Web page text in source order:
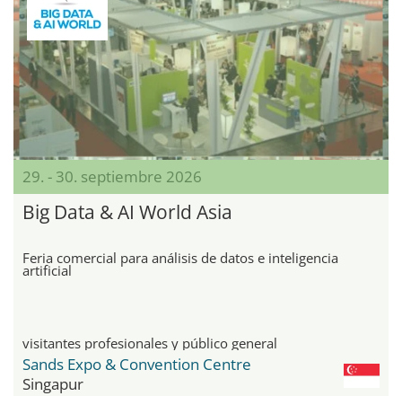
29. - 30. septiembre 2026
Big Data & AI World Asia
Feria comercial para análisis de datos e inteligencia
artificial
visitantes profesionales y público general
Sands Expo & Convention Centre
Singapur